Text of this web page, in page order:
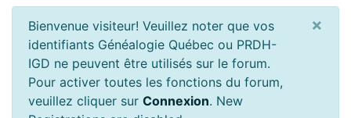
Bienvenue visiteur! Veuillez noter que vos
identifiants Généalogie Québec ou PRDH-
IGD ne peuvent être utilisés sur le forum.
Pour activer toutes les fonctions du forum,
veuillez cliquer sur Connexion. New
×